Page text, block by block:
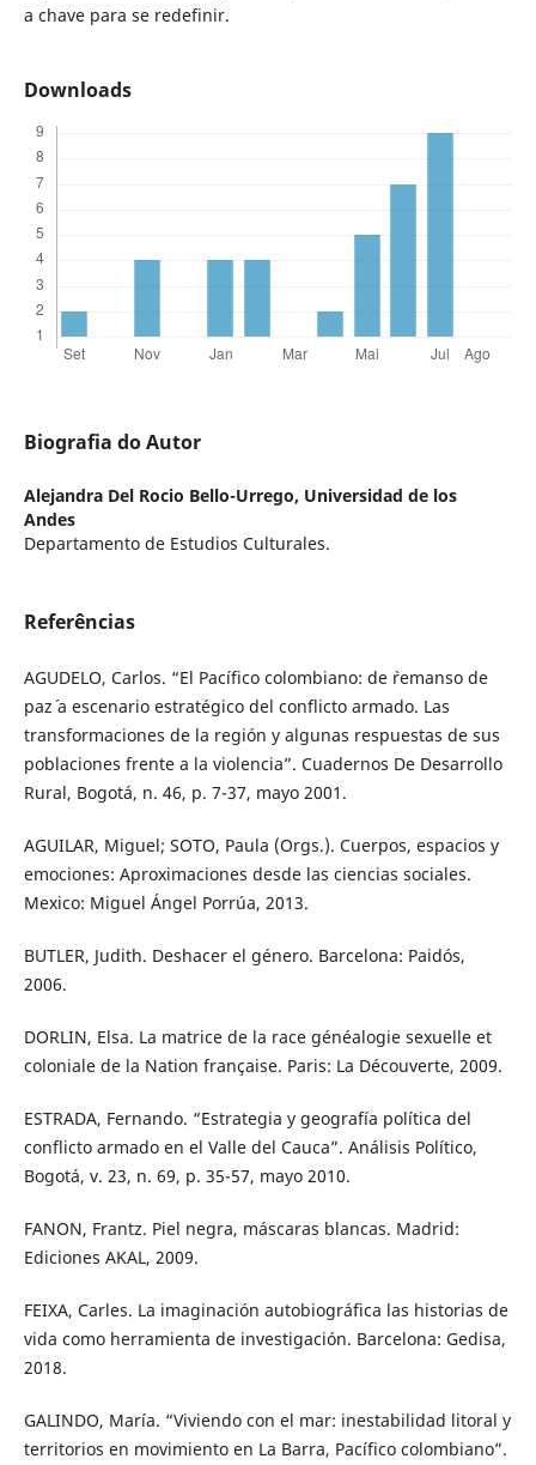
a chave para se redefinir.
Downloads
Biografia do Autor
Alejandra Del Rocio Bello-Urrego, Universidad de los
Andes
Departamento de Estudios Culturales.
Referências
AGUDELO, Carlos. “El Pacífico colombiano: de `remanso de
paz´ a escenario estratégico del conflicto armado. Las
transformaciones de la región y algunas respuestas de sus
poblaciones frente a la violencia”. Cuadernos De Desarrollo
Rural, Bogotá, n. 46, p. 7-37, mayo 2001.
AGUILAR, Miguel; SOTO, Paula (Orgs.). Cuerpos, espacios y
emociones: Aproximaciones desde las ciencias sociales.
Mexico: Miguel Ángel Porrúa, 2013.
BUTLER, Judith. Deshacer el género. Barcelona: Paidós,
2006.
DORLIN, Elsa. La matrice de la race généalogie sexuelle et
coloniale de la Nation française. Paris: La Découverte, 2009.
ESTRADA, Fernando. “Estrategia y geografía política del
conflicto armado en el Valle del Cauca”. Análisis Político,
Bogotá, v. 23, n. 69, p. 35-57, mayo 2010.
FANON, Frantz. Piel negra, máscaras blancas. Madrid:
Ediciones AKAL, 2009.
FEIXA, Carles. La imaginación autobiográfica las historias de
vida como herramienta de investigación. Barcelona: Gedisa,
2018.
GALINDO, María. “Viviendo con el mar: inestabilidad litoral y
territorios en movimiento en La Barra, Pacífico colombiano”.